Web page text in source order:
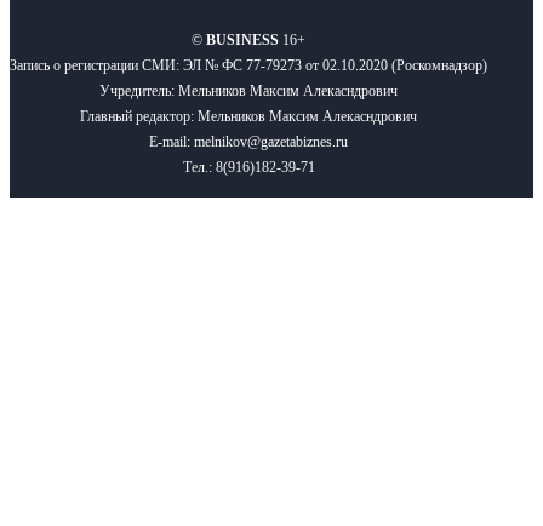
© BUSINESS 16+
Запись о регистрации СМИ: ЭЛ № ФС 77-79273 от 02.10.2020 (Роскомнадзор)
Учредитель: Мельников Максим Алекасндрович
Главный редактор: Мельников Максим Алекасндрович
E-mail: melnikov@gazetabiznes.ru
Тел.: 8(916)182-39-71